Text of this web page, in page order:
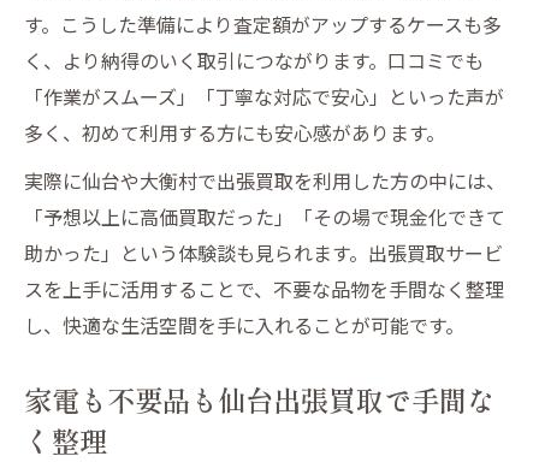
す。こうした準備により査定額がアップするケースも多
く、より納得のいく取引につながります。口コミでも
「作業がスムーズ」「丁寧な対応で安心」といった声が
多く、初めて利用する方にも安心感があります。
実際に仙台や大衡村で出張買取を利用した方の中には、
「予想以上に高価買取だった」「その場で現金化できて
助かった」という体験談も見られます。出張買取サービ
スを上手に活用することで、不要な品物を手間なく整理
し、快適な生活空間を手に入れることが可能です。
家電も不要品も仙台出張買取で手間な
く整理